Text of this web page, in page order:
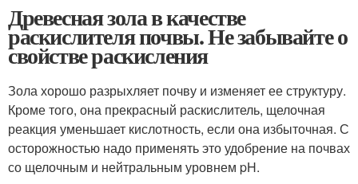
Древесная зола в качестве
раскислителя почвы. Не забывайте о
свойстве раскисления
Зола хорошо разрыхляет почву и изменяет ее структуру.
Кроме того, она прекрасный раскислитель, щелочная
реакция уменьшает кислотность, если она избыточная. С
осторожностью надо применять это удобрение на почвах
со щелочным и нейтральным уровнем pH.